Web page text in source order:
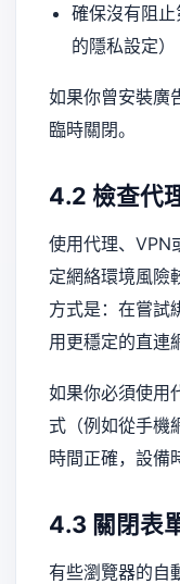
確保沒有阻
的隱私設定）
如果你曾安裝廣
臨時關閉。
4.2 檢查代
使用代理、VPN
定網絡環境風險
方式是：在嘗試
用更穩定的直連
如果你必須使用
式（例如從手機
時間正確，設備
4.3 關閉表
有些瀏覽器的自